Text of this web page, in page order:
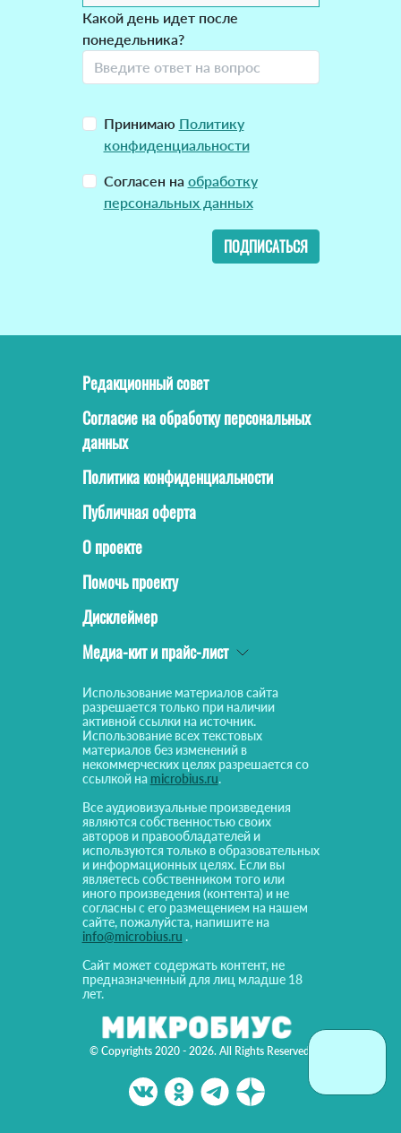
Какой день идет после
понедельника?
Принимаю Политику
конфиденциальности
Согласен на обработку
персональных данных
ПОДПИСАТЬСЯ
© Copyrights 2020 - 2026. All Rights Reserved!
Редакционный совет
Согласие на обработку персональных
данных
Политика конфиденциальности
Публичная оферта
О проекте
Помочь проекту
Дисклеймер
Медиа-кит и прайс-лист
Использование материалов сайта
разрешается только при наличии
активной ссылки на источник.
Использование всех текстовых
материалов без изменений в
некоммерческих целях разрешается со
ссылкой на microbius.ru.
Все аудиовизуальные произведения
являются собственностью своих
авторов и правообладателей и
используются только в образовательных
и информационных целях. Если вы
являетесь собственником того или
иного произведения (контента) и не
согласны с его размещением на нашем
сайте, пожалуйста, напишите на
info@microbius.ru .
Сайт может содержать контент, не
предназначенный для лиц младше 18
лет.